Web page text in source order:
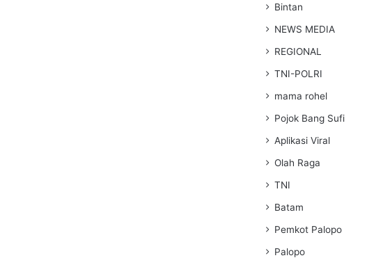
Bintan
NEWS MEDIA
REGIONAL
TNI-POLRI
mama rohel
Pojok Bang Sufi
Aplikasi Viral
Olah Raga
TNI
Batam
Pemkot Palopo
Palopo